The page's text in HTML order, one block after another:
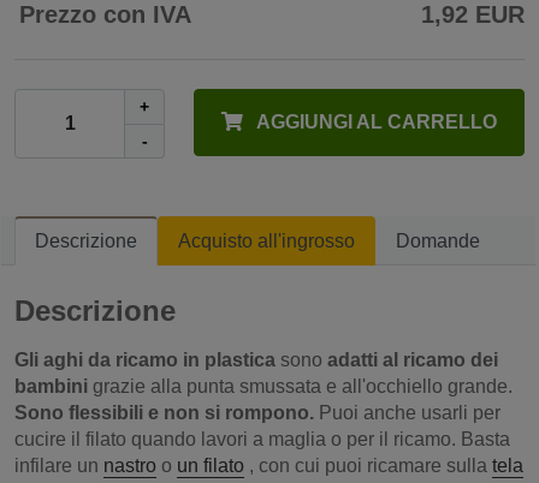
Prezzo con IVA 1,92 EUR
+
-
AGGIUNGI AL CARRELLO
Descrizione Acquisto all'ingrosso Domande
Descrizione
Gli aghi da ricamo in plastica sono adatti al ricamo dei
bambini grazie alla punta smussata e all'occhiello grande.
Sono flessibili e non si rompono. Puoi anche usarli per
cucire il filato quando lavori a maglia o per il ricamo. Basta
infilare un nastro o un filato , con cui puoi ricamare sulla tela